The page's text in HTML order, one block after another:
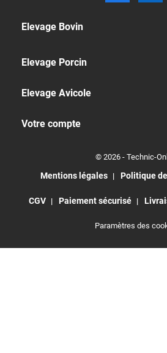
Elevage Bovin
Elevage Porcin
Elevage Avicole
Votre compte
© 2026 - Technic-
Mentions légales Politique
CGV Paiement sécurisé
Paramètres des